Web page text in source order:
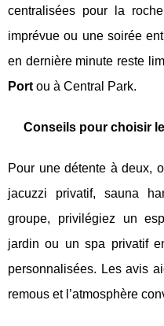
centralisées pour la
imprévue ou une soirée
en dernière minute reste
Port ou à Central Park.
Conseils pour choisir
Pour une détente à deux,
jacuzzi privatif, sauna
groupe, privilégiez un
jardin ou un spa privatif
personnalisées. Les avis
remous et l’atmosphère